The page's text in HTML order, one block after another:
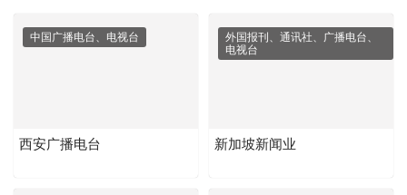
中国广播电台、电视台
西安广播电台
外国报刊、通讯社、广播电台、
电视台
新加坡新闻业